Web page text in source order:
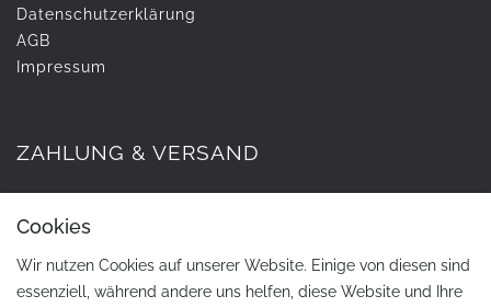
Daten­schutz­erklärung
AGB
Impressum
ZAHLUNG & VERSAND
Cookies
Wir nutzen Cookies auf unserer Website. Einige von diesen sind
essenziell, während andere uns helfen, diese Website und Ihre